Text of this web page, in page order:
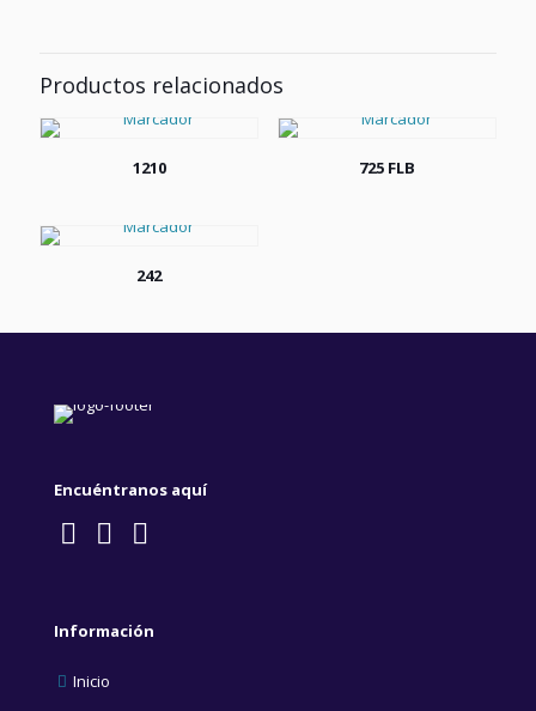
Productos relacionados
1210 725 FLB
242
Encuéntranos aquí
Información
Inicio